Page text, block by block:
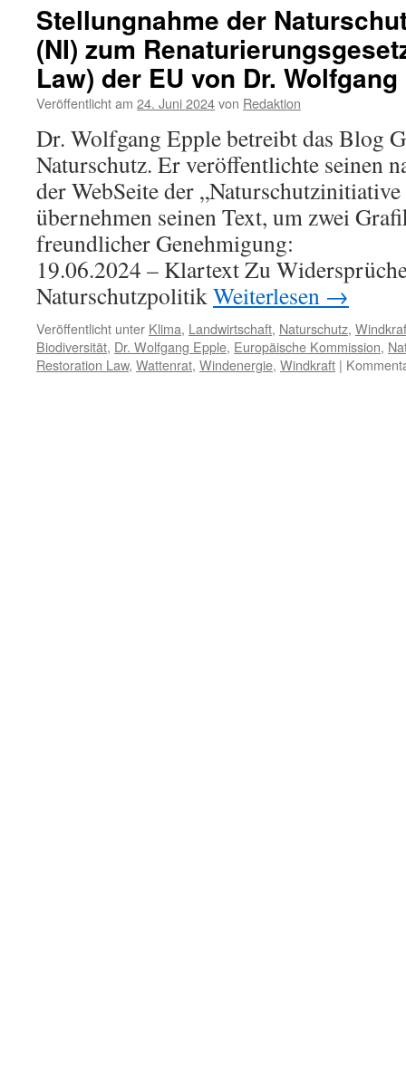
Stellungnahme der
(NI) zum
Law) der EU von Dr.
Veröffentlicht am 24. Juni 2024von Redaktion
Dr. Wolfgang Epple betreibt das Blog
Naturschutz. Er veröffentlichte seinen
der WebSeite der
übernehmen seinen Text, um zwei
freundlicher Genehmigung:
19.06.2024 – Klartext Zu
NaturschutzpolitikWeiterlesen →
Veröffentlicht unter Klima, Landwirtschaft, Naturschutz,
Biodiversität, Dr. Wolfgang Epple, Europäische Kommission,
Restoration Law, Wattenrat, Windenergie, Windkraft |